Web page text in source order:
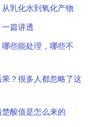
乳化水到氧化产物
篇讲透
些能处理，哪些不
？很多人都忽略了这
酸值是怎么来的